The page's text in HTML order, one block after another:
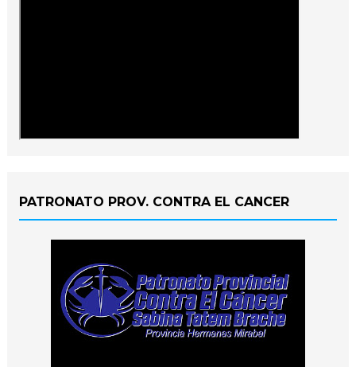
PATRONATO PROV. CONTRA EL CANCER